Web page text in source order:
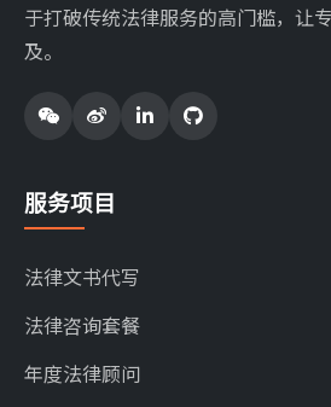
于打破传统法律服务的高门槛，让
及。
服务项目
法律文书代写
法律咨询套餐
年度法律顾问